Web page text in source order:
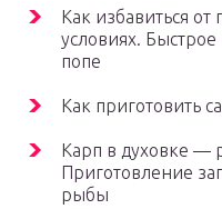
Как избавиться
условиях.
попе
Как приготовить
Карп в духовке —
Приготовление
рыбы